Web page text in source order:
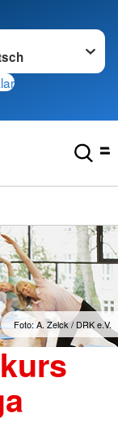
wechseln zu
Foto: A. Zelck / DRK e.V.